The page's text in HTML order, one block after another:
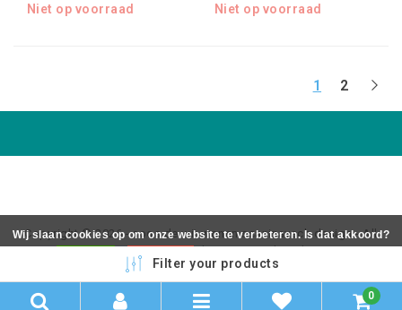
Niet op voorraad Niet op voorraad
1 2
Copyright © 2026 - coos de wit wonen scaninavsch design - All
rights reserved - RealizationInStijl Media
Filter your products
0
Wij slaan cookies op om onze website te verbeteren. Is dat akkoord?
Nee Meer over cookies »